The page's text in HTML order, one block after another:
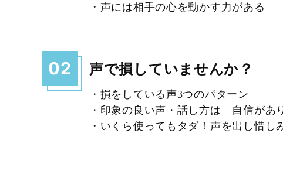
・声には相手の心を動かす力がある
02 声で損していませんか？
・損をしている声3つのパターン
・印象の良い声・話し方は 自信があ
・いくら使ってもタダ！声を出し惜し